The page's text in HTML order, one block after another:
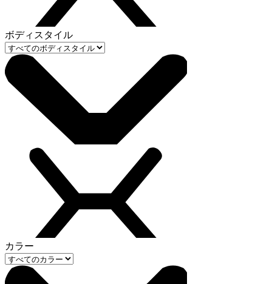
ボディスタイル
カラー